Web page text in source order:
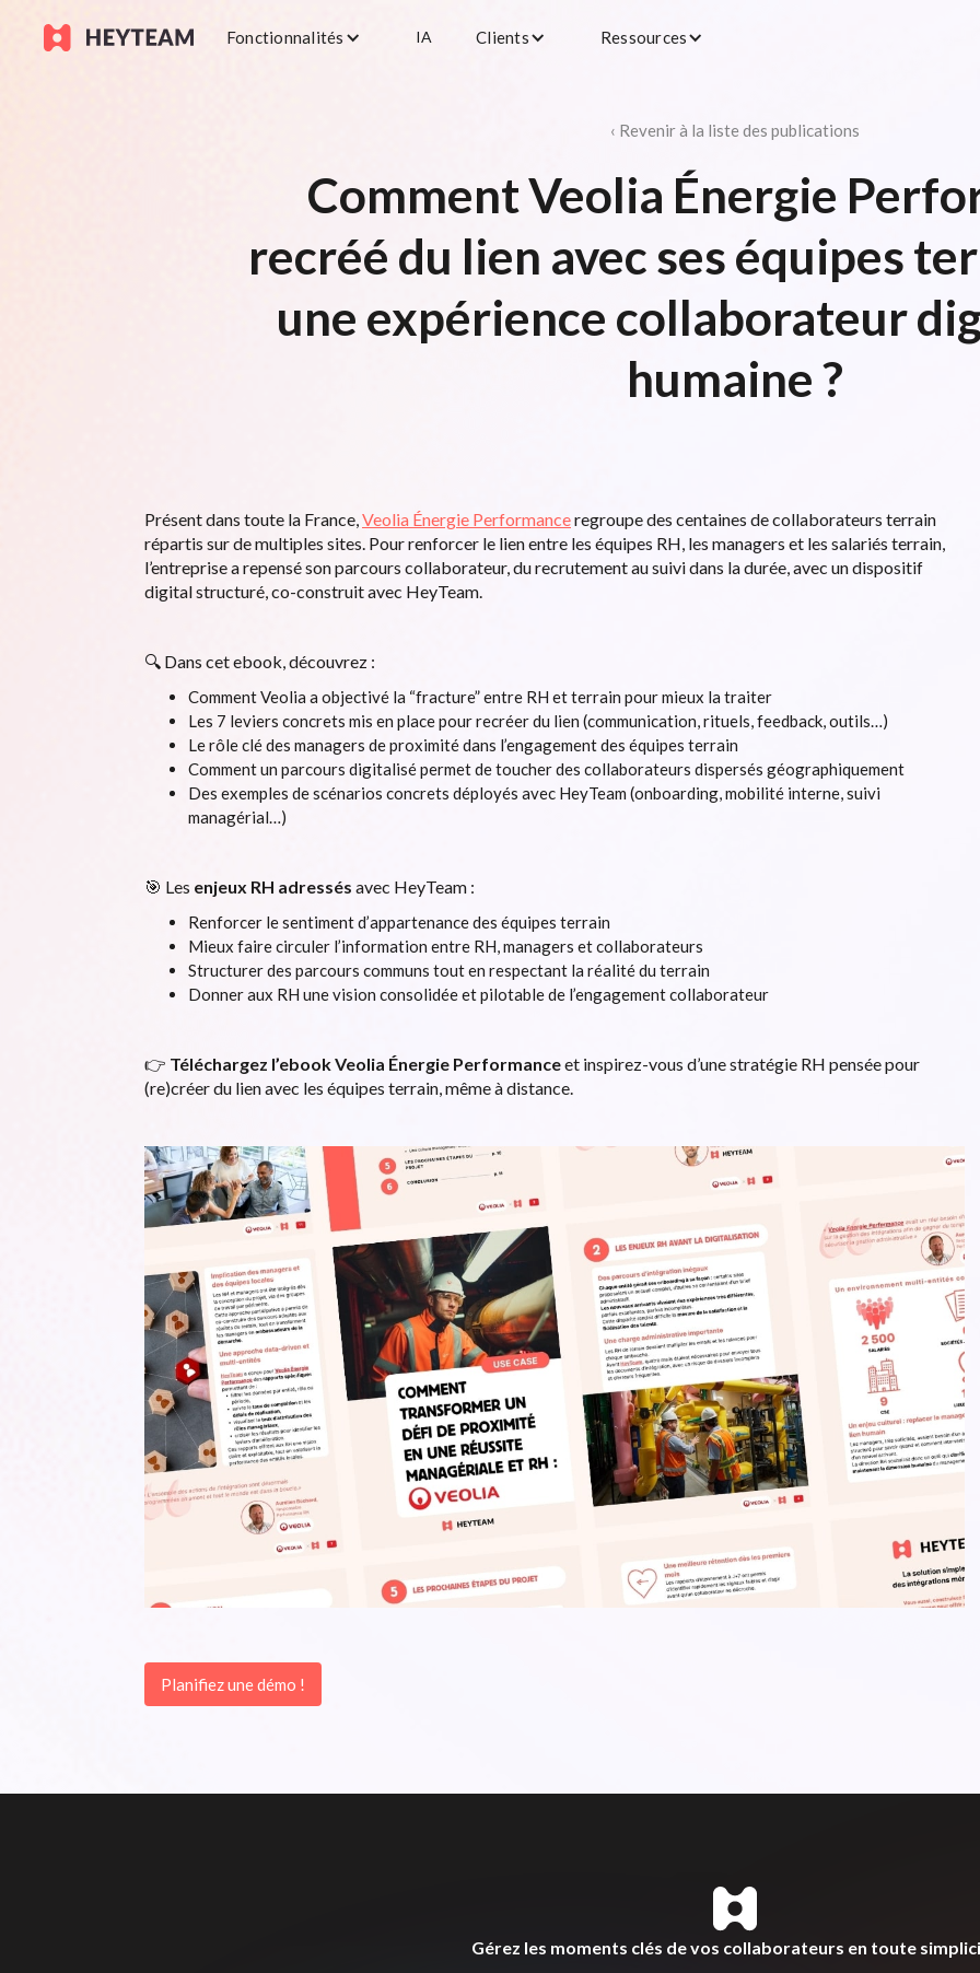
Fonctionnalités IA Clients Ressources
‹ Revenir à la liste des publications
Comment Veolia Énergie
recréé du lien avec ses équipes
une expérience collaborateur
humaine ?
Présent dans toute la France,Veolia Énergie Performanceregroupe des centaines de collaborateurs terrain
répartis sur de multiples sites. Pour renforcer le lien entre les équipes RH, les managers et les salariés terrain,
l’entreprise a repensé son parcours collaborateur, du recrutement au suivi dans la durée, avec un dispositif
digital structuré, co-construit avec HeyTeam.
🔍 Dans cet ebook, découvrez :
Comment Veolia a objectivé la “fracture” entre RH et terrain pour mieux la traiter
Les 7 leviers concrets mis en place pour recréer du lien (communication, rituels, feedback, outils…)
Le rôle clé des managers de proximité dans l’engagement des équipes terrain
Comment un parcours digitalisé permet de toucher des collaborateurs dispersés géographiquement
Des exemples de scénarios concrets déployés avec HeyTeam (onboarding, mobilité interne, suivi
managérial…)
🎯 Les enjeux RH adressés avec HeyTeam :
Renforcer le sentiment d’appartenance des équipes terrain
Mieux faire circuler l’information entre RH, managers et collaborateurs
Structurer des parcours communs tout en respectant la réalité du terrain
Donner aux RH une vision consolidée et pilotable de l’engagement collaborateur
👉 Téléchargez l’ebook Veolia Énergie Performanceet inspirez-vous d’une stratégie RH pensée pour
(re)créer du lien avec les équipes terrain, même à distance.
Planifiez une démo !
Gérez les moments clés de vos collaborateurs en toute